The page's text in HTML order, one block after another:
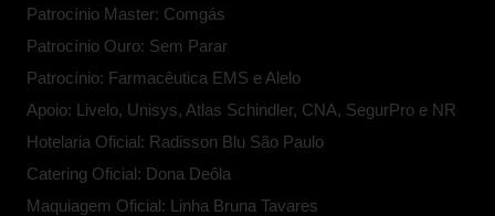
Patrocínio Master: Comgás
Patrocínio Ouro: Sem Parar
Patrocínio: Farmacêutica EMS e Alelo
Apoio: Livelo, Unisys, Atlas Schindler, CNA, SegurPro e NR
Hotelaria Oficial: Radisson Blu São Paulo
Catering Oficial: Dona Deôla
Maquiagem Oficial: Linha Bruna Tavares